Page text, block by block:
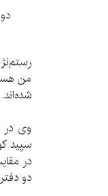
من
شده‌اند.
در
دو